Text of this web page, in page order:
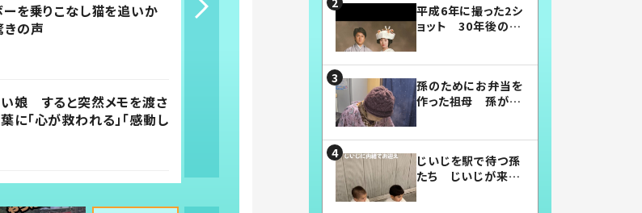
ーを乗りこなし猫を追いか
の声
娘 すると突然メモを渡さ
「心が救われる」「感動し
平成6年に撮った2シ
ョット 30年後の姿
孫のためにお弁当を
作った祖母 孫が絶
じいじを駅で待つ孫
たち じいじが来た